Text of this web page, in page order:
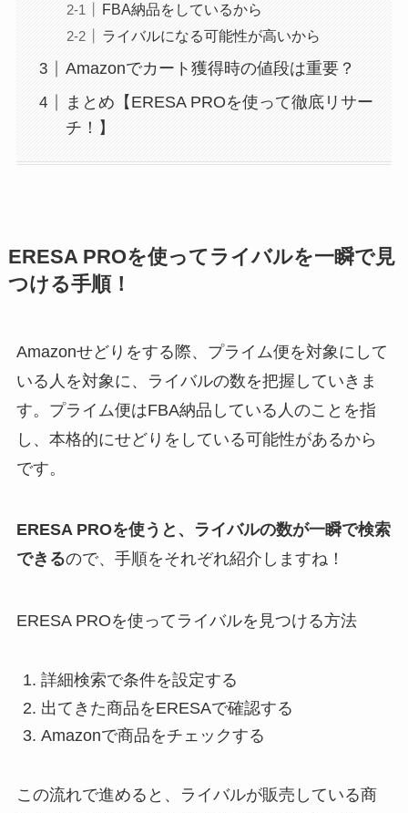
FBA納品をしているから
ライバルになる可能性が高いから
Amazonでカート獲得時の値段は重要？
まとめ【ERESA PROを使って徹底リサー
チ！】
ERESA PROを使ってライバルを一瞬で見
つける手順！
Amazonせどりをする際、プライム便を対象にして
いる人を対象に、ライバルの数を把握していきま
す。プライム便はFBA納品している人のことを指
し、本格的にせどりをしている可能性があるから
です。
ERESA PROを使うと、ライバルの数が一瞬で検索
できるので、手順をそれぞれ紹介しますね！
ERESA PROを使ってライバルを見つける方法
詳細検索で条件を設定する
出てきた商品をERESAで確認する
Amazonで商品をチェックする
この流れで進めると、ライバルが販売している商